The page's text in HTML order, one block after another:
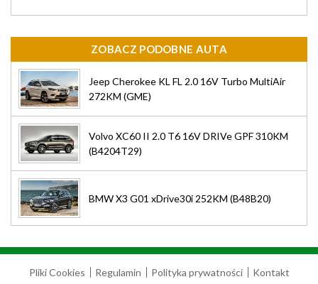
ZOBACZ PODOBNE AUTA
Jeep Cherokee KL FL 2.0 16V Turbo MultiAir
272KM (GME)
Volvo XC60 II 2.0 T6 16V DRIVe GPF 310KM
(B4204T29)
BMW X3 G01 xDrive30i 252KM (B48B20)
Pliki Cookies Regulamin Polityka prywatności Kontakt